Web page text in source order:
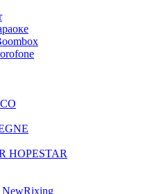
HOPESTAR
NewRixing